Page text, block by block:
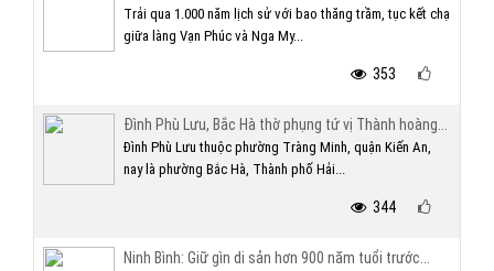
Trải qua 1.000 năm lịch sử với bao thăng trầm, tục kết chạ
giữa làng Vạn Phúc và Nga My...
353
Đình Phù Lưu, Bắc Hà thờ phụng tứ vị Thành hoàng...
Đình Phù Lưu thuộc phường Tràng Minh, quận Kiến An,
nay là phường Bắc Hà, Thành phố Hải...
344
Ninh Bình: Giữ gìn di sản hơn 900 năm tuổi trước...